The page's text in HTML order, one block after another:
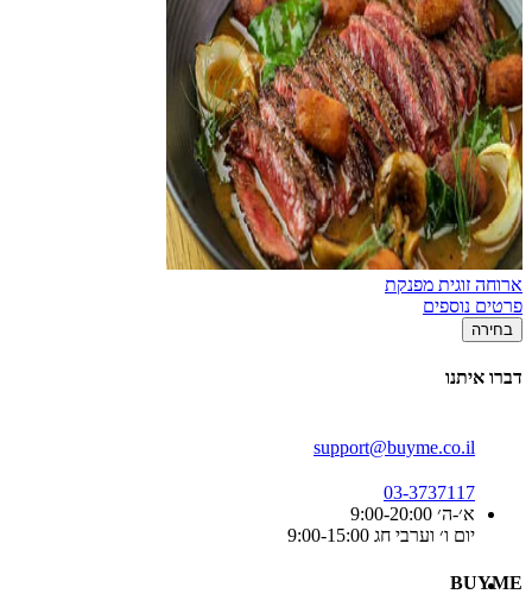
ארוחה זוגית מפנקת
פרטים נוספים
בחירה
דברו איתנו
support@buyme.co.il
03-3737117
א׳-ה׳ 9:00-20:00
יום ו׳ וערבי חג 9:00-15:00
BUYME